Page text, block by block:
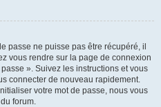
passe ne puisse pas être récupéré, il
vous rendre sur la page de connexion
». Suivez les instructions et vous
connecter de nouveau rapidement.
votre mot de passe, nous vous
forum.